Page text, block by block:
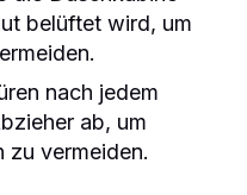
belüftet wird, um
nach jedem
ab, um
zu vermeiden.